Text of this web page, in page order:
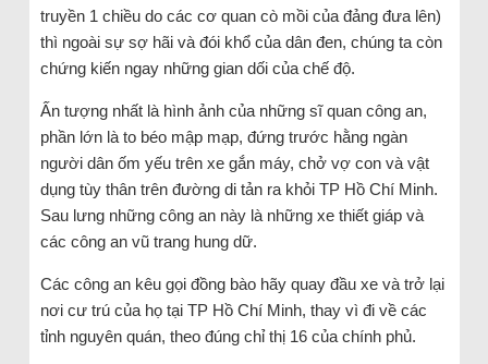
truyền 1 chiều do các cơ quan cò mồi của đảng đưa lên)
thì ngoài sự sợ hãi và đói khổ của dân đen, chúng ta còn
chứng kiến ngay những gian dối của chế độ.
Ấn tượng nhất là hình ảnh của những sĩ quan công an,
phần lớn là to béo mập mạp, đứng trước hằng ngàn
người dân ốm yếu trên xe gắn máy, chở vợ con và vật
dụng tùy thân trên đường di tản ra khỏi TP Hồ Chí Minh.
Sau lưng những công an này là những xe thiết giáp và
các công an vũ trang hung dữ.
Các công an kêu gọi đồng bào hãy quay đầu xe và trở lại
nơi cư trú của họ tại TP Hồ Chí Minh, thay vì đi về các
tỉnh nguyên quán, theo đúng chỉ thị 16 của chính phủ.